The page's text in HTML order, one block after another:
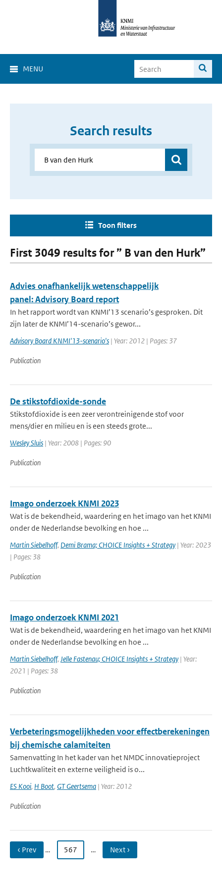
MENU
Search results
Toon filters
First 3049 results for ” B van den Hurk”
Advies onafhankelijk wetenschappelijk
panel: Advisory Board report
In het rapport wordt van KNMI’13 scenario’s gesproken. Dit
zijn later de KNMI’14-scenario’s gewor...
Advisory Board KNMI'13-scenario's | Year: 2012 | Pages: 37
Publication
De stikstofdioxide-sonde
Stikstofdioxide is een zeer verontreinigende stof voor
mens/dier en milieu en is een steeds grote...
Wesley Sluis | Year: 2008 | Pages: 90
Publication
Imago onderzoek KNMI 2023
Wat is de bekendheid, waardering en het imago van het KNMI
onder de Nederlandse bevolking en hoe ...
Martin Siebelhoff, Demi Brama; CHOICE Insights + Strategy | Year: 2023
| Pages: 38
Publication
Imago onderzoek KNMI 2021
Wat is de bekendheid, waardering en het imago van het KNMI
onder de Nederlandse bevolking en hoe ...
Martin Siebelhoff, Jelle Fastenau; CHOICE Insights + Strategy | Year:
2021 | Pages: 38
Publication
Verbeteringsmogelijkheden voor effectberekeningen
bij chemische calamiteiten
Samenvatting In het kader van het NMDC innovatieproject
Luchtkwaliteit en externe veiligheid is o...
ES Kooi, H Boot, GT Geertsema | Year: 2012
Publication
‹ Prev … 567 … Next ›